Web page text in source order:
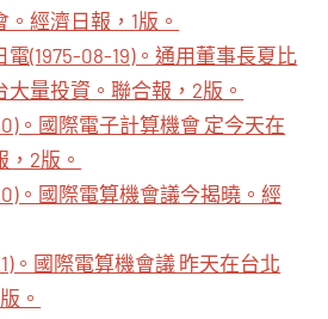
經濟日報，1版。
(1975-08-19)。通用董事長夏比
量投資。聯合報，2版。
。國際電子計算機會 定今天在
2版。
。國際電算機會議今揭曉。經
。國際電算機會議 昨天在台北
。